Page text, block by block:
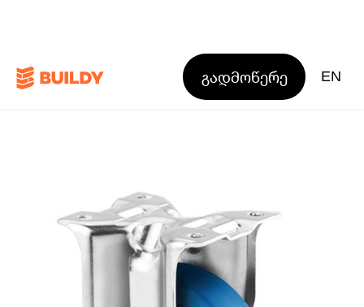
გადმოწერე EN